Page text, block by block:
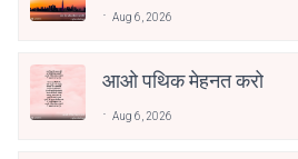
Aug 6, 2026
आओ पथिक मेहनत करो
Aug 6, 2026